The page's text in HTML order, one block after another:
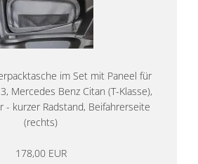
im Set mit Paneel für
Mercedes Benz Citan (T-Klasse),
- kurzer Radstand, Beifahrerseite
(rechts)
178,00 EUR